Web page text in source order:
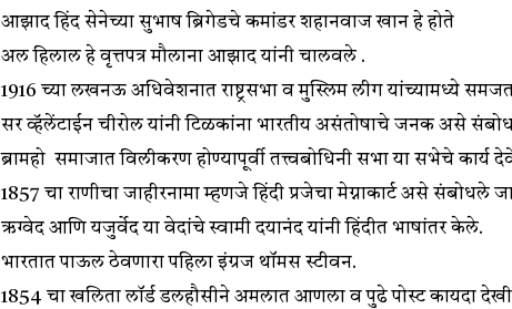
आझाद हिंद सेनेच्या सुभाष ब्रिगेडचे कमांडर शहानवाज खान हे होते
अल हिलाल हे वृत्तपत्र मौलाना आझाद यांनी चालवले .
1916 च्या लखनऊ अधिवेशनात राष्ट्रसभा व मुस्लिम लीग यांच्यामध्ये
सर व्हॅलेंटाईन चीरोल यांनी टिळकांना भारतीय असंतोषाचे जनक असे
ब्रामहो समाजात विलीकरण होण्यापूर्वी तत्त्वबोधिनी सभा या सभेचे कार्य
1857 चा राणीचा जाहीरनामा म्हणजे हिंदी प्रजेचा मेग्नाकार्ट असे संबोधले
ऋग्वेद आणि यजुर्वेद या वेदांचे स्वामी दयानंद यांनी हिंदीत भाषांतर केले.
भारतात पाऊल ठेवणारा पहिला इंग्रज थॉमस स्टीवन.
1854 चा खलिता लॉर्ड डलहौसीने अमलात आणला व पुढे पोस्ट कायदा